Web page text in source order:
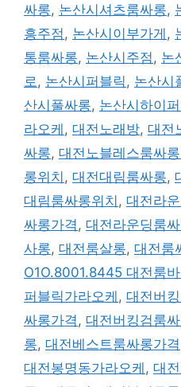
싸롱, 논산시셔츠룸싸롱,
흥주점 , 논산시이부가게 ,
통룸싸롱, 논산시주점 , 논
로 , 논산시퍼블릭 , 논산시
산시풀싸롱, 논산시하이
라오케 , 대전노래방, 대전
싸롱, 대전노블레스룸싸
롱위치 , 대전대림룸싸롱,
대림룸싸롱위치 , 대전라
싸롱가격 , 대전라운딩룸
사롱, 대전룸살롱, 대전룸
O1O.8001.8445 대전룸
퍼블릭가라오케 , 대전버
싸롱가격 , 대전버킹검룸
롱, 대전베스트룸싸롱가격
대전봉명동가라오케 , 대